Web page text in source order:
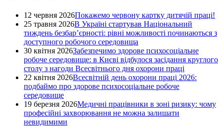
12 червня 2026Покажемо червону картку дитячій праці!
25 травня 2026В Україні стартував Національний
тиждень безбар’єрності: рівні можливості починаються з
доступного робочого середовища
30 квітня 2026Забезпечимо здорове психосоціальне
робоче середовище: в Києві відбулося засідання круглого
столу з нагоди Всесвітнього дня охорони праці
22 квітня 2026Всесвітній день охорони праці 2026:
подбаймо про здорове психосоціальне робоче
середовище
19 березня 2026Медичні працівники в зоні ризику: чому
професійні захворювання не можна залишати
невидимими